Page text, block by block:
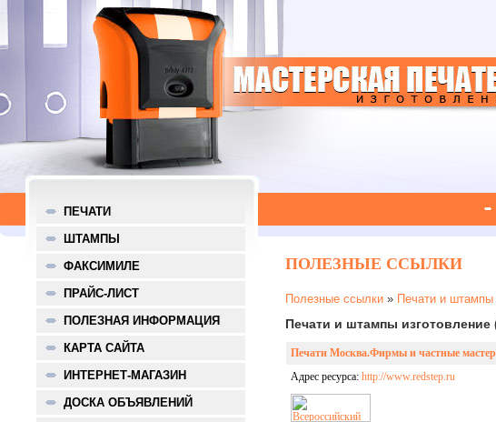
ПЕЧАТИ
ШТАМПЫ
ФАКСИМИЛЕ
ПРАЙС-ЛИСТ
ПОЛЕЗНАЯ ИНФОРМАЦИЯ
КАРТА САЙТА
ИНТЕРНЕТ-МАГАЗИН
ДОСКА ОБЪЯВЛЕНИЙ
ПОЛЕЗНЫЕ ССЫЛКИ
Полезные ссылки » Печати и штампы
Печати и штампы изготовление
Печати Москва.Фирмы и частные
Адрес ресурса: http://www.redstep.ru